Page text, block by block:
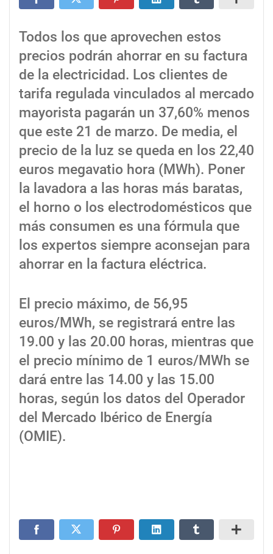
Todos los que aprovechen estos
precios podrán ahorrar en su factura
de la electricidad. Los clientes de
tarifa regulada vinculados al mercado
mayorista pagarán un 37,60% menos
que este 21 de marzo. De media, el
precio de la luz se queda en los 22,40
euros megavatio hora (MWh). Poner
la lavadora a las horas más baratas,
el horno o los electrodomésticos que
más consumen es una fórmula que
los expertos siempre aconsejan para
ahorrar en la factura eléctrica.
El precio máximo, de 56,95
euros/MWh, se registrará entre las
19.00 y las 20.00 horas, mientras que
el precio mínimo de 1 euros/MWh se
dará entre las 14.00 y las 15.00
horas, según los datos del Operador
del Mercado Ibérico de Energía
(OMIE).